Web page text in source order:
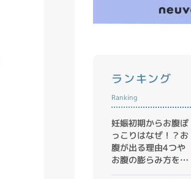
ランキング
Ranking
妊娠初期からお腹ぽ
っこりはなぜ！？お
腹が出る理由4つや
お腹の膨らみ方を解
説